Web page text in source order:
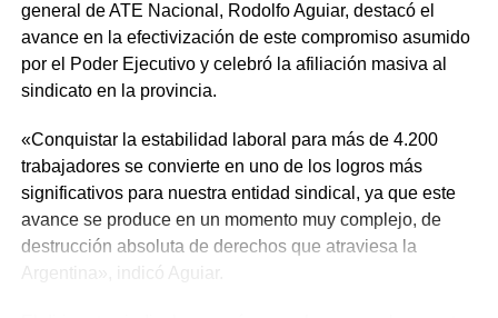
Como parte de la agenda oficial, la comitiva provincial
general de ATE Nacional, Rodolfo Aguiar, destacó el
avance en la efectivización de este compromiso asumido
por el Poder Ejecutivo y celebró la afiliación masiva al
sindicato en la provincia.
«Conquistar la estabilidad laboral para más de 4.200
trabajadores se convierte en uno de los logros más
significativos para nuestra entidad sindical, ya que este
avance se produce en un momento muy complejo, de
destrucción absoluta de derechos que atraviesa la
Argentina», indicó Aguiar.